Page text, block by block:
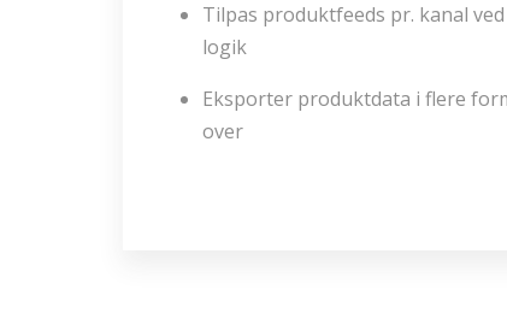
Tilpas produktfeeds pr. kanal
logik
Eksporter produktdata i flere
over